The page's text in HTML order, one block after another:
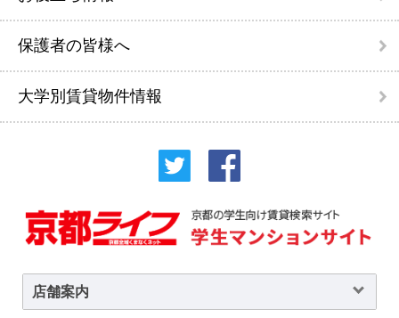
保護者の皆様へ
大学別賃貸物件情報
店舗案内